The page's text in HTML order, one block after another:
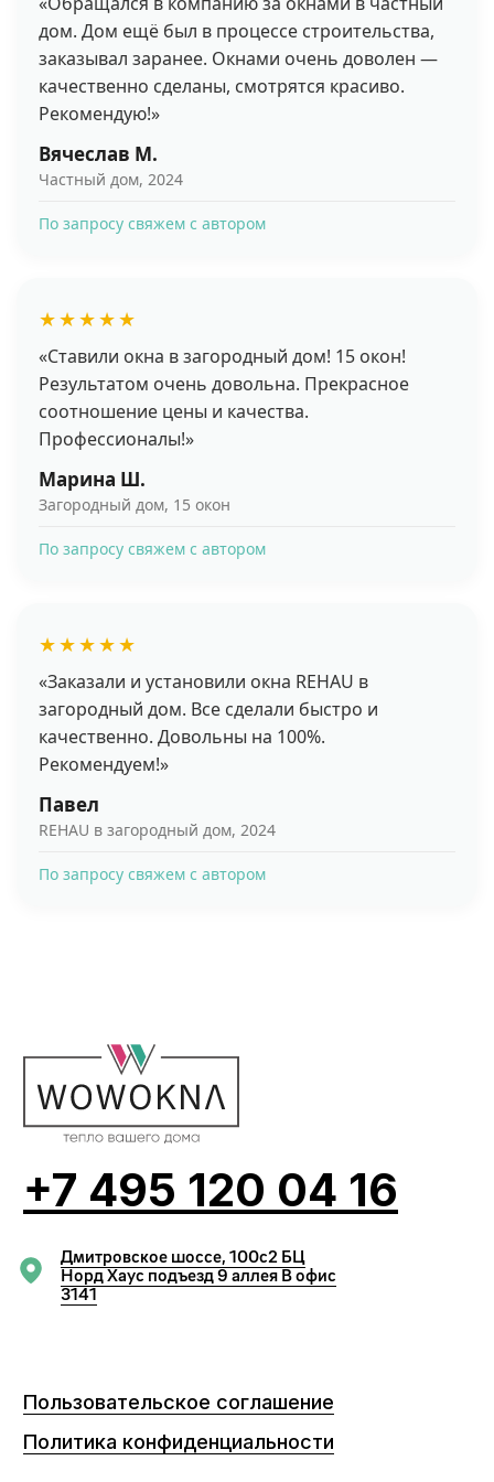
дом. Дом ещё был в процессе строительства,
заказывал заранее. Окнами очень доволен —
качественно сделаны, смотрятся красиво.
Рекомендую!»
Вячеслав М.
Частный дом, 2024
По запросу свяжем с автором
★★★★★
«Ставили окна в загородный дом! 15 окон!
Результатом очень довольна. Прекрасное
соотношение цены и качества.
Профессионалы!»
Марина Ш.
Загородный дом, 15 окон
По запросу свяжем с автором
★★★★★
«Заказали и установили окна REHAU в
загородный дом. Все сделали быстро и
качественно. Довольны на 100%.
Рекомендуем!»
Павел
REHAU в загородный дом, 2024
По запросу свяжем с автором
| КПП 771001001 | ОГРН 5077746752188
© 2023, WowОкна™
Информация, размещенная
на данном веб-сайте, несет
ознакомительный характер
и не является офертой